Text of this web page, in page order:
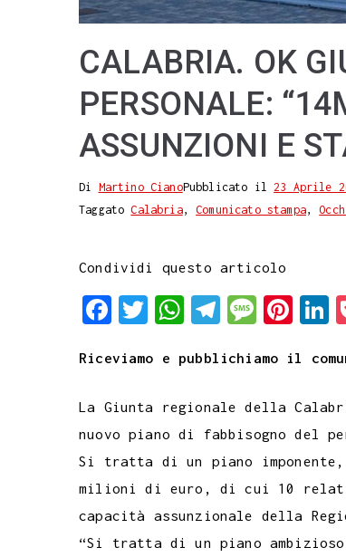
CALABRIA. OK
PERSONALE:
ASSUNZIONI E
Di Martino CianoPubblicato il23 Aprile
TaggatoCalabria,Comunicato stampa,
Condividi questo articolo
F
c
e
b
o
o
k
T
i
t
e
r
W
a
t
s
A
p
p
T
l
e
g
r
a
m
M
s
s
a
g
e
P
n
t
e
r
e
s
t
L
n
k
e
d
I
n
Riceviamo e pubblichiamo il
La Giunta regionale della
nuovo piano di fabbisogno del
Si tratta di un piano
milioni di euro, di cui 10 relativi
capacità assunzionale della
“Si tratta di un piano